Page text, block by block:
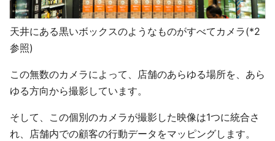
天井にある黒いボックスのようなものがすべてカメラ(*2
参照)
この無数のカメラによって、店舗のあらゆる場所を、あら
ゆる方向から撮影しています。
そして、この個別のカメラが撮影した映像は1つに統合さ
れ、店舗内での顧客の行動データをマッピングします。